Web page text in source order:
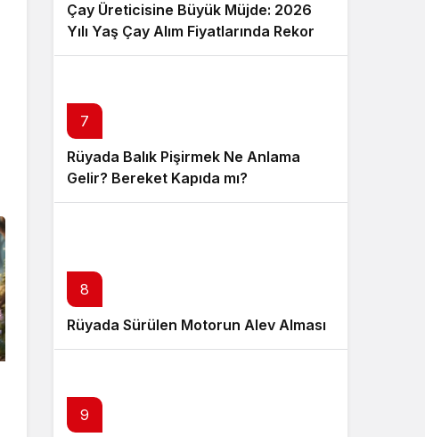
Çay Üreticisine Büyük Müjde: 2026
Yılı Yaş Çay Alım Fiyatlarında Rekor
Artış
7
Rüyada Balık Pişirmek Ne Anlama
Gelir? Bereket Kapıda mı?
8
Rüyada Sürülen Motorun Alev Alması
9